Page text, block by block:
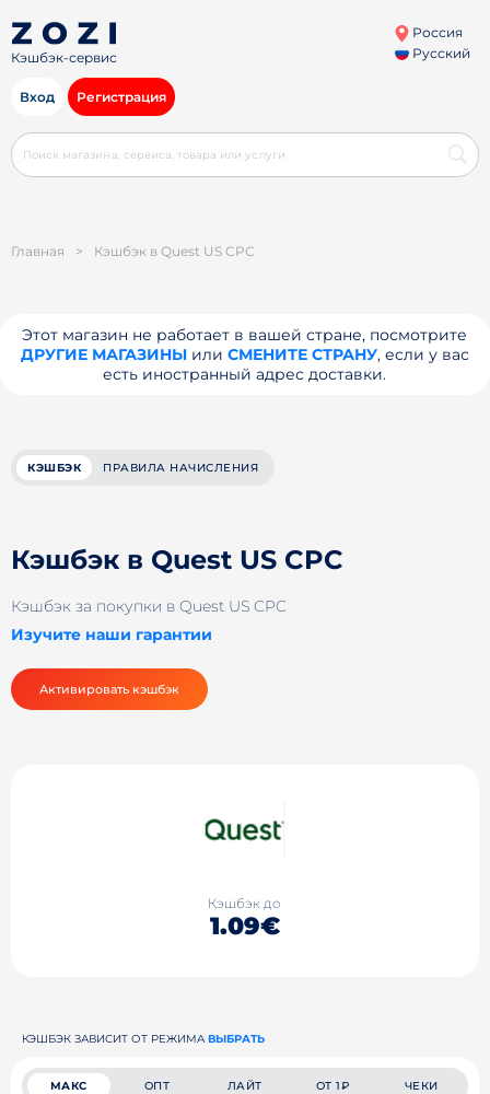
Кэшбэк-сервис
Россия
Русский
Вход Регистрация
Главная > Кэшбэк в Quest US CPC
Этот магазин не работает в вашей стране, посмотрите
ДРУГИЕ МАГАЗИНЫили СМЕНИТЕ СТРАНУ, если у вас
есть иностранный адрес доставки.
КЭШБЭК ПРАВИЛА НАЧИСЛЕНИЯ
Кэшбэк в Quest US CPC
Кэшбэк за покупки в Quest US CPC
Изучите наши гарантии
Активировать кэшбэк
Кэшбэк до
1.09€
КЭШБЭК ЗАВИСИТ ОТ РЕЖИМА ВЫБРАТЬ
МАКС ОПТ ЛАЙТ ОТ 1₽ ЧЕКИ